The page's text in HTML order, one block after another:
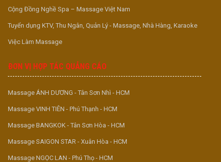
Cộng Đồng Nghề Spa – Massage Việt Nam
Tuyển dụng KTV, Thu Ngân, Quản Lý - Massage, Nhà Hàng, Karaoke
Việc Làm Massage
ĐƠN VỊ HỢP TÁC QUẢNG CÁO
Massage ÁNH DƯƠNG - Tân Sơn Nhì - HCM
Massage VINH TIÊN - Phú Thạnh - HCM
Massage BANGKOK - Tân Sơn Hòa - HCM
Massage SAIGON STAR - Xuân Hòa - HCM
Massage NGỌC LAN - Phú Thọ - HCM